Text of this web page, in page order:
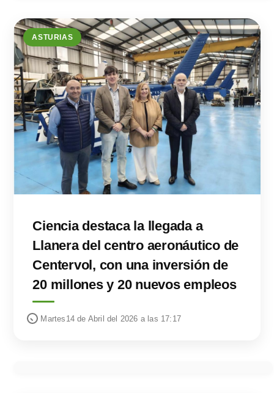
ASTURIAS
Ciencia destaca la llegada a
Llanera del centro aeronáutico de
Centervol, con una inversión de
20 millones y 20 nuevos empleos
Martes14 de Abril del 2026 a las 17:17